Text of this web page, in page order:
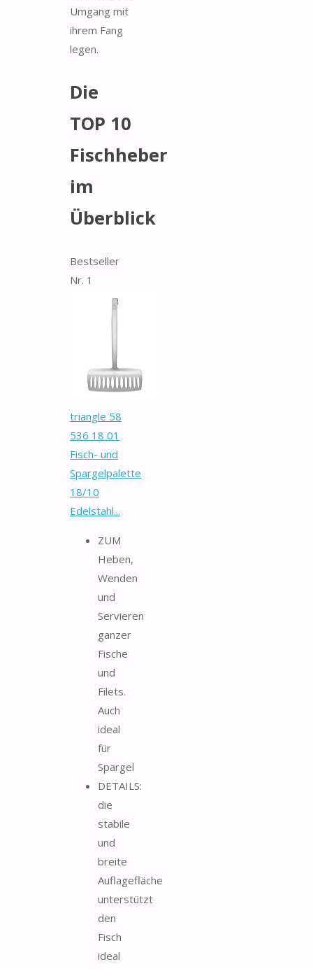
Umgang mit
ihrem Fang
legen.
Die
TOP 10
Fischheber
im
Überblick
Bestseller
Nr. 1
triangle 58
536 18 01
Fisch- und
Spargelpalette
18/10
Edelstahl...
ZUM
Heben,
Wenden
und
Servieren
ganzer
Fische
und
Filets.
Auch
ideal
für
Spargel
DETAILS:
die
stabile
und
breite
Auflagefläche
unterstützt
den
Fisch
ideal